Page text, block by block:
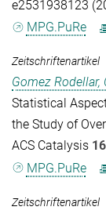
e2531938123
MPG.PuRe
Zeitschriftenartikel
Gomez Rodellar,
Statistical
the Study of
ACS Catalysis 16
MPG.PuRe
Zeitschriftenartikel